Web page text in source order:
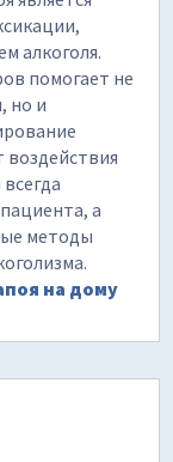
алкоголя.
помогает не
но и
воздействия
а
методы
на дому